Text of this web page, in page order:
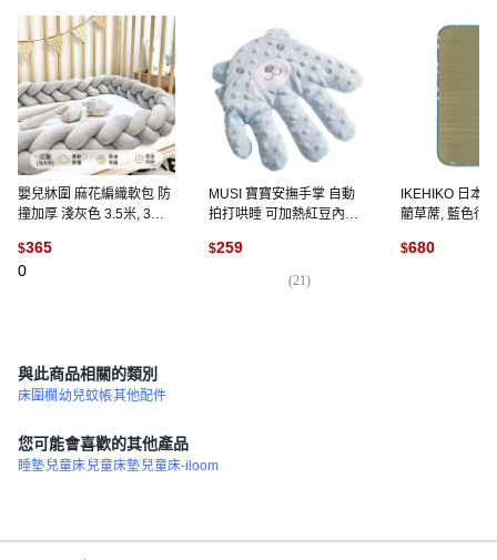
嬰兒牀圍 麻花編織軟包 防
撞加厚 淺灰色 3.5米, 3股
$365
0
MUSI 寶寶安撫手掌 自動
拍打哄睡 可加熱紅豆內芯
掌-藍色熊(無音樂款) 現貨
$259
(21)
IKEHIKO 日本
藺草蓆, 藍色行
$680
與此商品相關的類別
床圍欄幼兒蚊帳其他配件
您可能會喜歡的其他產品
睡墊兒童床兒童床墊兒童床-iloom